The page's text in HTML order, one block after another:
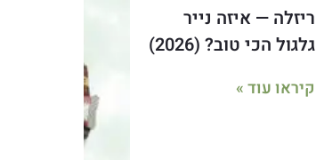
ריזלה — איזה נייר
גלגול הכי טוב? (2026)
קיראו עוד »